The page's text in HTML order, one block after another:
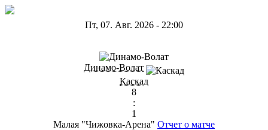
Пт, 07. Авг. 2026 - 22:00
Динамо-Волат
Каскад
8
:
1
Малая "Чижовка-Арена" Отчет о матче